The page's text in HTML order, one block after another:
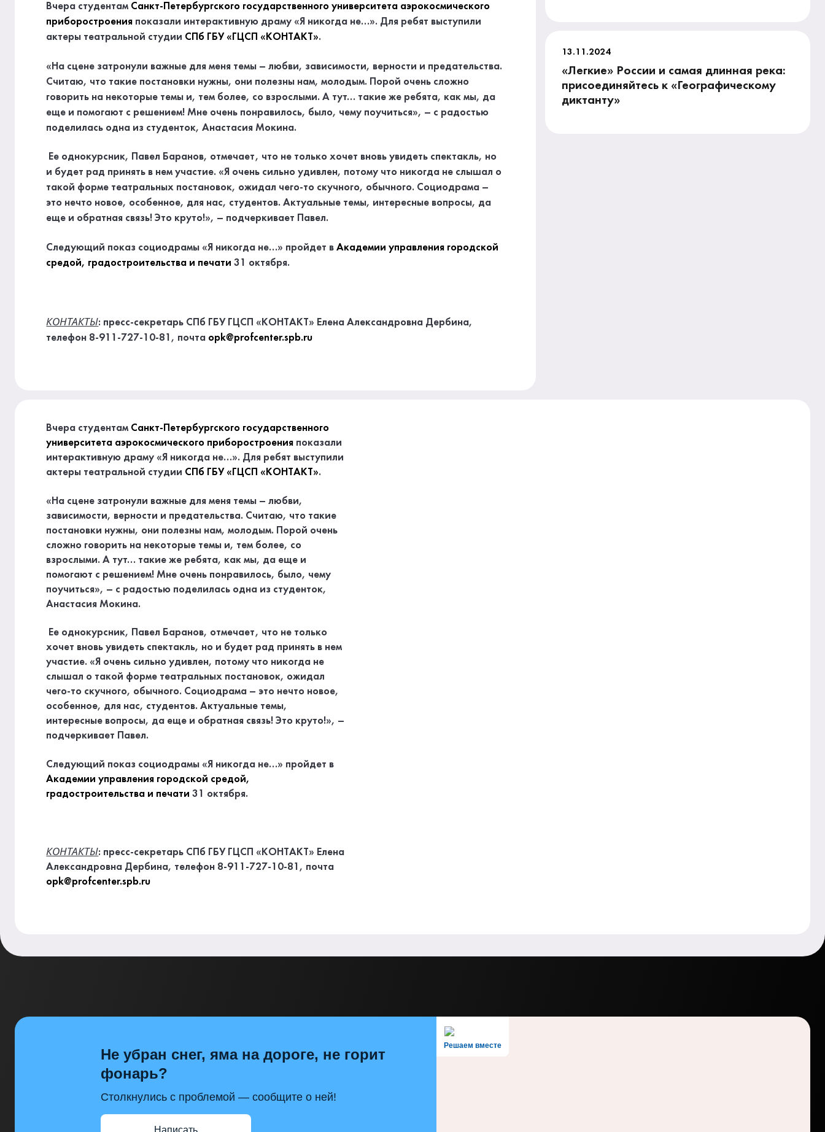
Вчера студентам Санкт-Петербургского государственного университета аэрокосмического
приборостроения показали интерактивную драму «Я никогда не…». Для ребят выступили
актеры театральной студии СПб ГБУ «ГЦСП «КОНТАКТ».
«На сцене затронули важные для меня темы – любви, зависимости, верности и предательства.
Считаю, что такие постановки нужны, они полезны нам, молодым. Порой очень сложно
говорить на некоторые темы и, тем более, со взрослыми. А тут… такие же ребята, как мы, да
еще и помогают с решением! Мне очень понравилось, было, чему поучиться», – с радостью
поделилась одна из студенток, Анастасия Мокина.
Ее однокурсник, Павел Баранов, отмечает, что не только хочет вновь увидеть спектакль, но
и будет рад принять в нем участие. «Я очень сильно удивлен, потому что никогда не слышал о
такой форме театральных постановок, ожидал чего-то скучного, обычного. Социодрама –
это нечто новое, особенное, для нас, студентов. Актуальные темы, интересные вопросы, да
еще и обратная связь! Это круто!», – подчеркивает Павел.
Следующий показ социодрамы «Я никогда не…» пройдет вАкадемии управления городской
средой, градостроительства и печати 31 октября.
КОНТАКТЫ: пресс-секретарь СПб ГБУ ГЦСП «КОНТАКТ» Елена Александровна Дербина,
телефон 8-911-727-10-81, почта opk@profcenter.spb.ru
13.11.2024
«Легкие» России и самая длинная река:
присоединяйтесь к «Географическому
диктанту»
Вчера студентам Санкт-Петербургского государственного
университета аэрокосмического приборостроения показали
интерактивную драму «Я никогда не…». Для ребят выступили
актеры театральной студии СПб ГБУ «ГЦСП «КОНТАКТ».
«На сцене затронули важные для меня темы – любви,
зависимости, верности и предательства. Считаю, что такие
постановки нужны, они полезны нам, молодым. Порой очень
сложно говорить на некоторые темы и, тем более, со
взрослыми. А тут… такие же ребята, как мы, да еще и
помогают с решением! Мне очень понравилось, было, чему
поучиться», – с радостью поделилась одна из студенток,
Анастасия Мокина.
Ее однокурсник, Павел Баранов, отмечает, что не только
хочет вновь увидеть спектакль, но и будет рад принять в нем
участие. «Я очень сильно удивлен, потому что никогда не
слышал о такой форме театральных постановок, ожидал
чего-то скучного, обычного. Социодрама – это нечто новое,
особенное, для нас, студентов. Актуальные темы,
интересные вопросы, да еще и обратная связь! Это круто!», –
подчеркивает Павел.
Следующий показ социодрамы «Я никогда не…» пройдет в
Академии управления городской средой,
градостроительства и печати 31 октября.
КОНТАКТЫ: пресс-секретарь СПб ГБУ ГЦСП «КОНТАКТ» Елена
Александровна Дербина, телефон 8-911-727-10-81, почта
opk@profcenter.spb.ru
Решаем вместе
Не убран снег, яма на дороге, не горит
фонарь?
Столкнулись с проблемой — сообщите о ней!
Написать